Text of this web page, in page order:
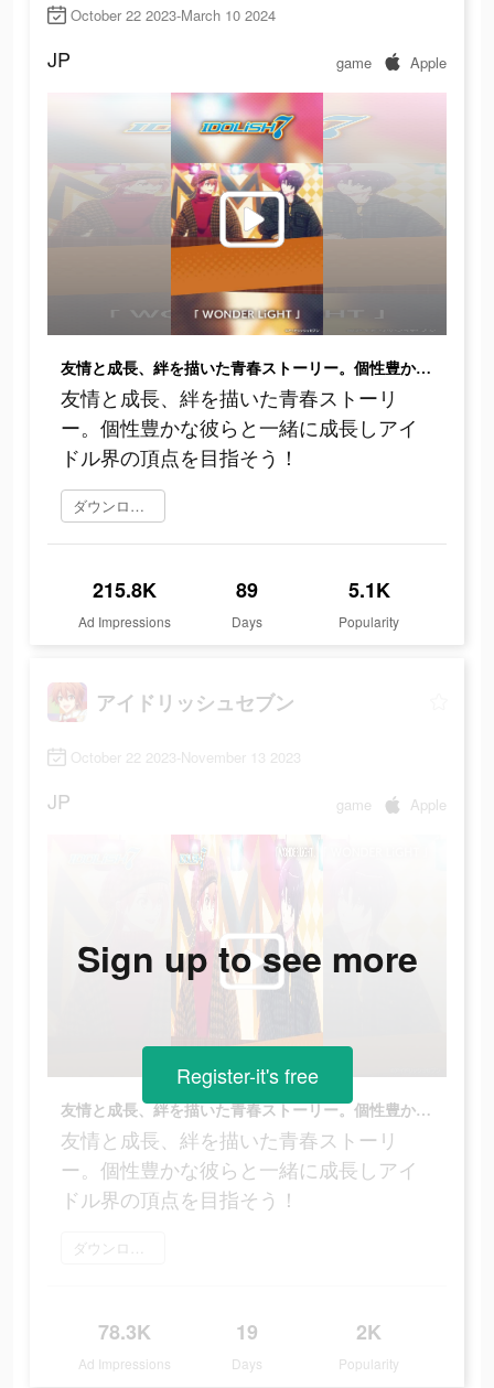
October 22 2023-March 10 2024
JP game Apple
友情と成長、絆を描いた青春ストーリー。個性豊かな彼らと一緒に成長しアイドル界の頂点を目指そう！
友情と成長、絆を描いた青春ストーリ
ー。個性豊かな彼らと一緒に成長しアイ
ドル界の頂点を目指そう！
ダウンロード
215.8K
Ad Impressions
89
Days
5.1K
Popularity
アイドリッシュセブン
October 22 2023-November 13 2023
JP game Apple
友情と成長、絆を描いた青春ストーリー。個性豊かな彼らと一緒に成長しアイドル界の頂点を目指そう！
友情と成長、絆を描いた青春ストーリ
ー。個性豊かな彼らと一緒に成長しアイ
ドル界の頂点を目指そう！
ダウンロード
78.3K
Ad Impressions
19
Days
2K
Popularity
Sign up to see more
Register-it's free